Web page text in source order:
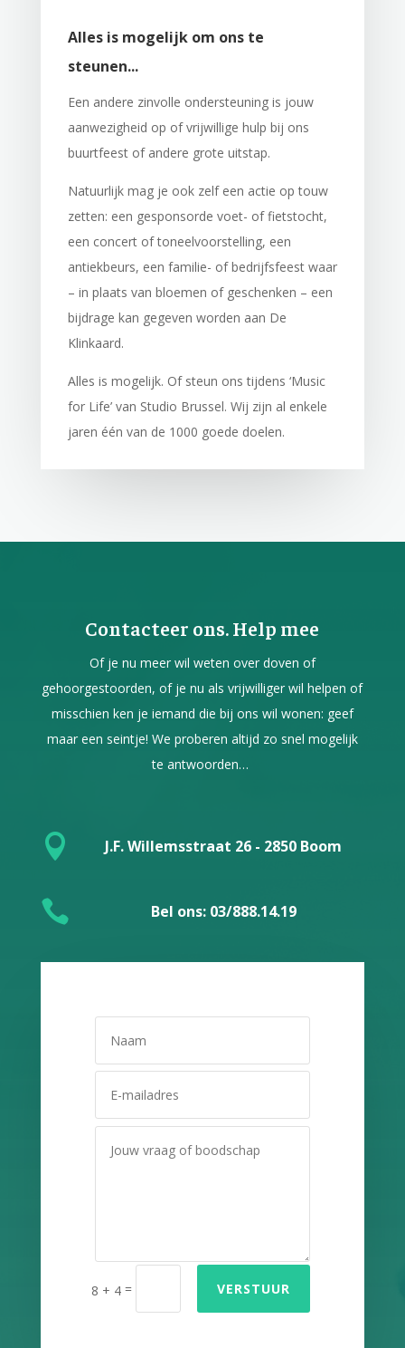
Alles is mogelijk om ons te
steunen...
Een andere zinvolle ondersteuning is jouw
aanwezigheid op of vrijwillige hulp bij ons
buurtfeest of andere grote uitstap.
Natuurlijk mag je ook zelf een actie op touw
zetten: een gesponsorde voet- of fietstocht,
een concert of toneelvoorstelling, een
antiekbeurs, een familie- of bedrijfsfeest waar
– in plaats van bloemen of geschenken – een
bijdrage kan gegeven worden aan De
Klinkaard.
Alles is mogelijk. Of steun ons tijdens ‘Music
for Life’ van Studio Brussel. Wij zijn al enkele
jaren één van de 1000 goede doelen.
Contacteer ons. Help mee
Of je nu meer wil weten over doven of
gehoorgestoorden, of je nu als vrijwilliger wil helpen of
misschien ken je iemand die bij ons wil wonen: geef
maar een seintje! We proberen altijd zo snel mogelijk
te antwoorden…
 J.F. Willemsstraat 26 - 2850 Boom
 Bel ons: 03/888.14.19
8 + 4 = VERSTUUR